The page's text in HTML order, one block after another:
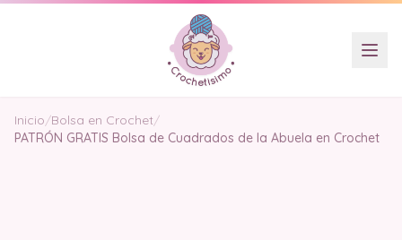
Inicio/Bolsa en Crochet/
PATRÓN GRATIS Bolsa de Cuadrados de la Abuela en Crochet